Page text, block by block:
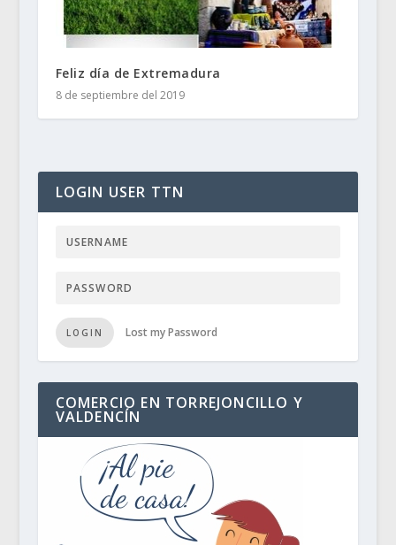
Feliz día de Extremadura
8 de septiembre del 2019
LOGIN USER TTN
LOGIN Lost my Password
COMERCIO EN TORREJONCILLO Y
VALDENCÍN